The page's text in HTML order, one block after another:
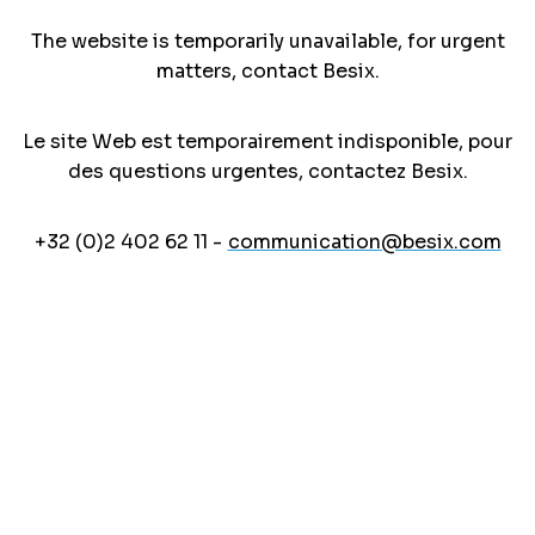
The website is temporarily unavailable, for urgent
matters, contact Besix.
Le site Web est temporairement indisponible, pour
des questions urgentes, contactez Besix.
+32 (0)2 402 62 11 - communication@besix.com